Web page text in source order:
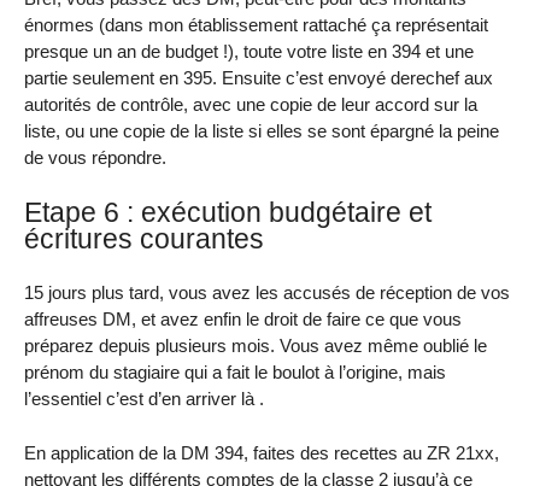
énormes (dans mon établissement rattaché ça représentait
presque un an de budget !), toute votre liste en 394 et une
partie seulement en 395. Ensuite c’est envoyé derechef aux
autorités de contrôle, avec une copie de leur accord sur la
liste, ou une copie de la liste si elles se sont épargné la peine
de vous répondre.
Etape 6 : exécution budgétaire et
écritures courantes
15 jours plus tard, vous avez les accusés de réception de vos
affreuses DM, et avez enfin le droit de faire ce que vous
préparez depuis plusieurs mois. Vous avez même oublié le
prénom du stagiaire qui a fait le boulot à l’origine, mais
l’essentiel c’est d’en arriver là .
En application de la DM 394, faites des recettes au ZR 21xx,
nettoyant les différents comptes de la classe 2 jusqu’à ce